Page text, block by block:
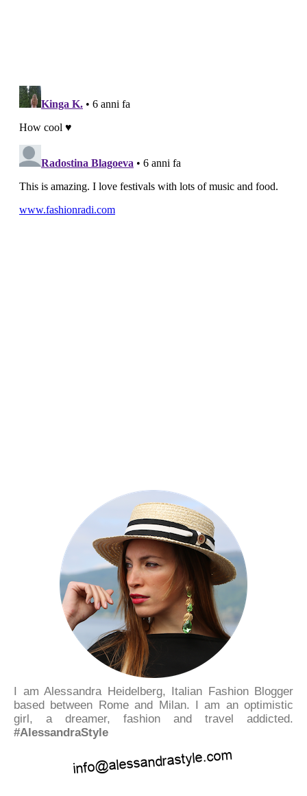
I am Alessandra Heidelberg, Italian Fashion Blogger
based between Rome and Milan. I am an optimistic
girl, a dreamer, fashion and travel addicted.
#AlessandraStyle